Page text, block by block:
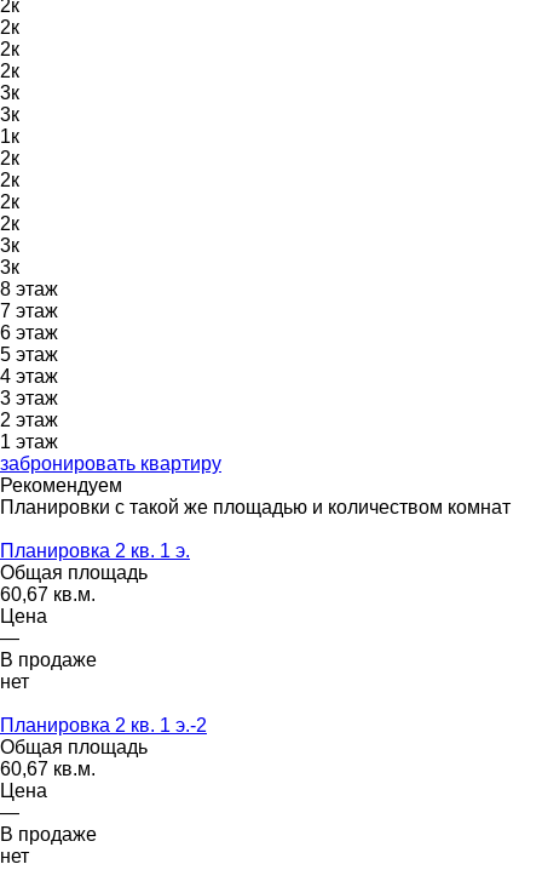
2к
2к
2к
2к
3к
3к
1к
2к
2к
2к
2к
3к
3к
8 этаж
7 этаж
6 этаж
5 этаж
4 этаж
3 этаж
2 этаж
1 этаж
забронировать квартиру
Рекомендуем
Планировки с такой же площадью и количеством комнат
Планировка 2 кв. 1 э.
Общая площадь
60,67 кв.м.
Цена
—
В продаже
нет
Планировка 2 кв. 1 э.-2
Общая площадь
60,67 кв.м.
Цена
—
В продаже
нет